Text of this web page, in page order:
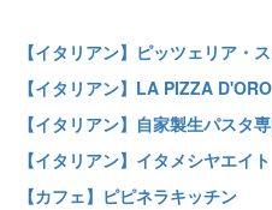
【イタリアン】ピッツェリア・
【イタリアン】LA PIZZA
【イタリアン】自家製生パスタ
【イタリアン】イタメシヤエイト
【カフェ】ピピネラキッチン